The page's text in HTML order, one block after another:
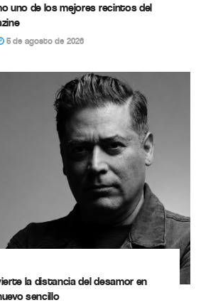
uno de los mejores recintos del
5 de agosto de 2026
la distancia del desamor en
sencillo